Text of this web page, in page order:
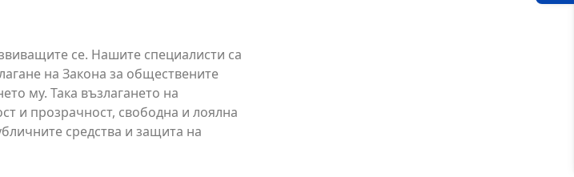
се. Нашите специалисти са
на Закона за обществените
му. Така възлагането на
и прозрачност, свободна и лоялна
средства и защита на